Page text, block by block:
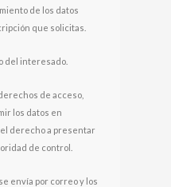
de los datos
que solicitas.
del interesado.
de acceso,
los datos en
el derecho a presentar
de control.
envía por correo y los